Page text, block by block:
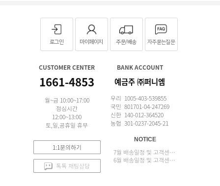
로그인 마이페이지 주문/배송 자주묻는질문
CUSTOMER CENTER
1661-4853
월~금 10:00~17:00
점심시간
12:00~13:00
토,일,공휴일 휴무
1:1문의하기
톡톡 채팅상담
BANK ACCOUNT
예금주 ㈜퍼니엠
우리 1005-403-539855
국민 801701-04-247269
신한 140-012-364520
농협 301-0237-2045-21
NOTICE
7월 배송일정 및 고객센터 업무 안내
6월 배송일정 및 고객센터 업무 안내